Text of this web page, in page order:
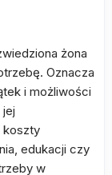
żona
Oznacza
i możliwości
koszty
edukacji czy
w